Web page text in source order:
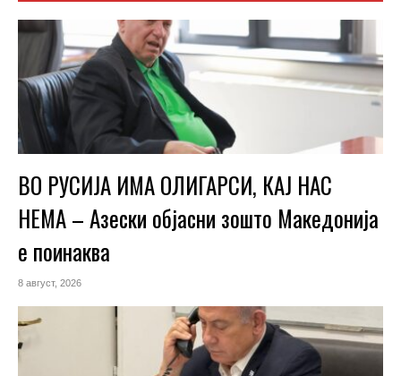
ВО РУСИЈА ИМА ОЛИГАРСИ, КАЈ НАС
НЕМА – Азески објасни зошто Македонија
е поинаква
8 август, 2026